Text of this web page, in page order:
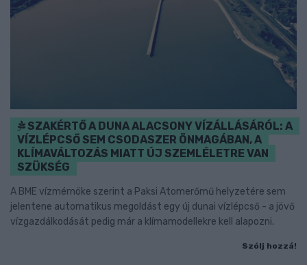
SZAKÉRTŐ A DUNA ALACSONY VÍZÁLLÁSÁRÓL: A
VÍZLÉPCSŐ SEM CSODASZER ÖNMAGÁBAN, A
KLÍMAVÁLTOZÁS MIATT ÚJ SZEMLÉLETRE VAN
SZÜKSÉG
A BME vízmérnöke szerint a Paksi Atomerőmű helyzetére sem
jelentene automatikus megoldást egy új dunai vízlépcső - a jövő
vízgazdálkodását pedig már a klímamodellekre kell alapozni.
Szólj hozzá!